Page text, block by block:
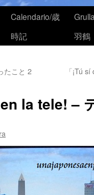
Calendario/歳
時記
羽鶴
たこと 2
「¡Tú
la tele! –